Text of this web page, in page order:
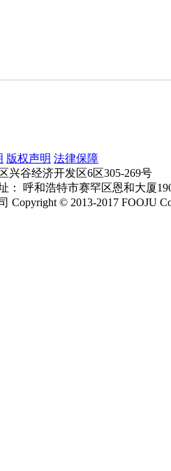
版权声明 法律保障
兴谷经济开发区6区305-269号
： 呼和浩特市赛罕区恩和大厦
Copyright © 2013-2017 FOOJU